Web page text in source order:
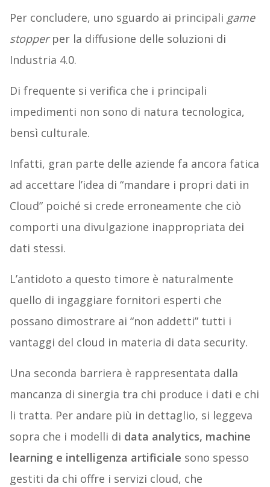
Per concludere, uno sguardo ai principali game
stopperper la diffusione delle soluzioni di
Industria 4.0.
Di frequente si verifica che i principali
impedimenti non sono di natura tecnologica,
bensì culturale.
Infatti, gran parte delle aziende fa ancora fatica
ad accettare l’idea di “mandare i propri dati in
Cloud” poiché si crede erroneamente che ciò
comporti una divulgazione inappropriata dei
dati stessi.
L’antidoto a questo timore è naturalmente
quello di ingaggiare fornitori esperti che
possano dimostrare ai “non addetti” tutti i
vantaggi del cloud in materia di data security.
Una seconda barriera è rappresentata dalla
mancanza di sinergia tra chi produce i dati e chi
li tratta. Per andare più in dettaglio, si leggeva
sopra che i modelli di data analytics, machine
learning e intelligenza artificiale sono spesso
gestiti da chi offre i servizi cloud, che